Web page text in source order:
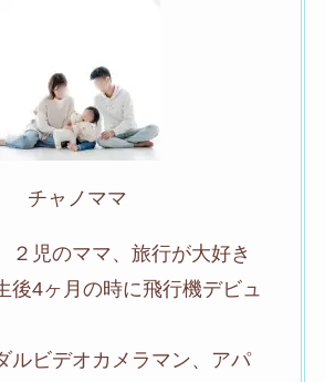
チャノママ
２児のママ、旅行が大好き
後4ヶ月の時に飛行機デビュ
ルビデオカメラマン、アパ